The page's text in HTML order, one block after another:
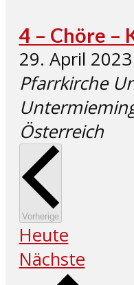
4 – Chöre –
29. April
Pfarrkirche
Österreich
VorherigeVeranstaltungen
Heute
Nächste